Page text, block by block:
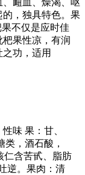
，独具特色。果
不仅是应时佳
果性凉，有润
功，适用
味 果：甘、
，酒石酸，
仁含苦甙、脂肪
逆。果肉：清